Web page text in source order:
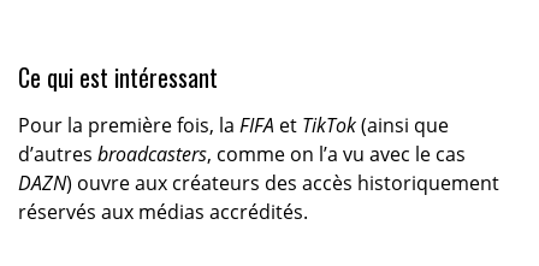
Ce qui est intéressant
Pour la première fois, la FIFA et TikTok(ainsi que
d’autres broadcasters, comme on l’a vu avec le cas
DAZN) ouvre aux créateurs des accès historiquement
réservés aux médias accrédités.